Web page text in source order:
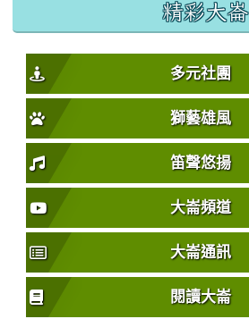
精彩大崙
多元社團
獅藝雄風
笛聲悠揚
大崙頻道
大崙通訊
閱讀大崙